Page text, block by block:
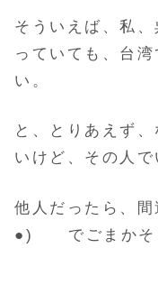
そういえば、私
っていても、台
い。
と、とりあえず
いけど、その人で
他人だったら、
●)ゞ でごまかそ